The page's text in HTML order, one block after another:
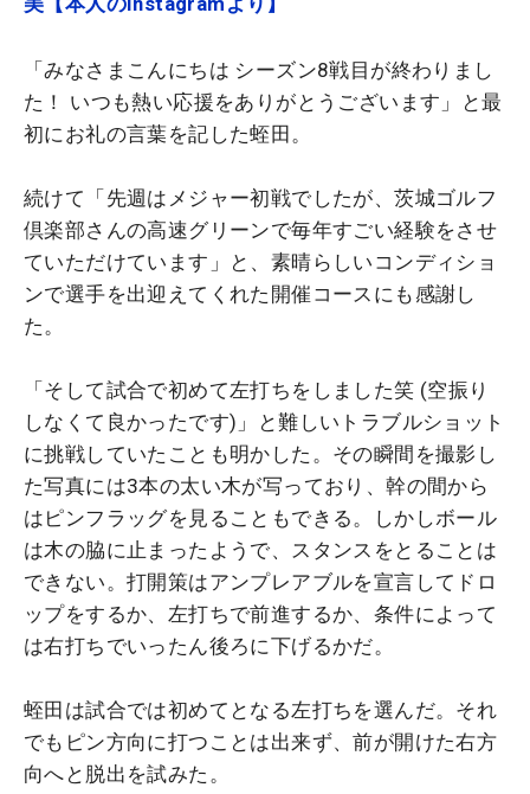
「みなさまこんにちは シーズン8戦目が終わりまし
た！ いつも熱い応援をありがとうございます」と最
初にお礼の言葉を記した蛭田。
続けて「先週はメジャー初戦でしたが、茨城ゴルフ
倶楽部さんの高速グリーンで毎年すごい経験をさせ
ていただけています」と、素晴らしいコンディショ
ンで選手を出迎えてくれた開催コースにも感謝し
た。
「そして試合で初めて左打ちをしました笑 (空振り
しなくて良かったです)」と難しいトラブルショット
に挑戦していたことも明かした。その瞬間を撮影し
た写真には3本の太い木が写っており、幹の間から
はピンフラッグを見ることもできる。しかしボール
は木の脇に止まったようで、スタンスをとることは
できない。打開策はアンプレアブルを宣言してドロ
ップをするか、左打ちで前進するか、条件によって
は右打ちでいったん後ろに下げるかだ。
蛭田は試合では初めてとなる左打ちを選んだ。それ
でもピン方向に打つことは出来ず、前が開けた右方
向へと脱出を試みた。